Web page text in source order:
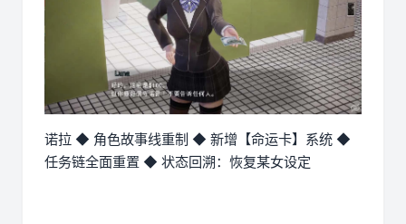
诺拉 ◆ 角色故事线重制 ◆ 新增【命运卡】系统 ◆
任务链全面重置 ◆ 状态回溯：恢复某女设定